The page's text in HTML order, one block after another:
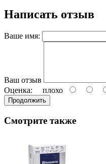
Написать отзыв
Ваше имя:
Ваш отзыв
Оценка: плохо
Продолжить
Смотрите также